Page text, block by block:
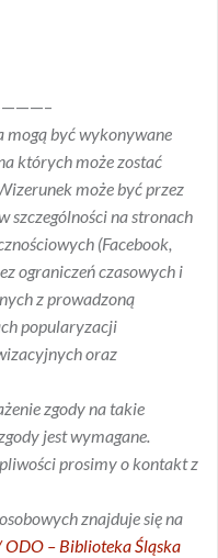
mogą być wykonywane
których może zostać
może być przez
szczególności na stronach
(Facebook,
ograniczeń czasowych i
z prowadzoną
popularyzacji
oraz
zgody na takie
jest wymagane.
prosimy o kontakt z
znajduje się na
– Biblioteka Śląska